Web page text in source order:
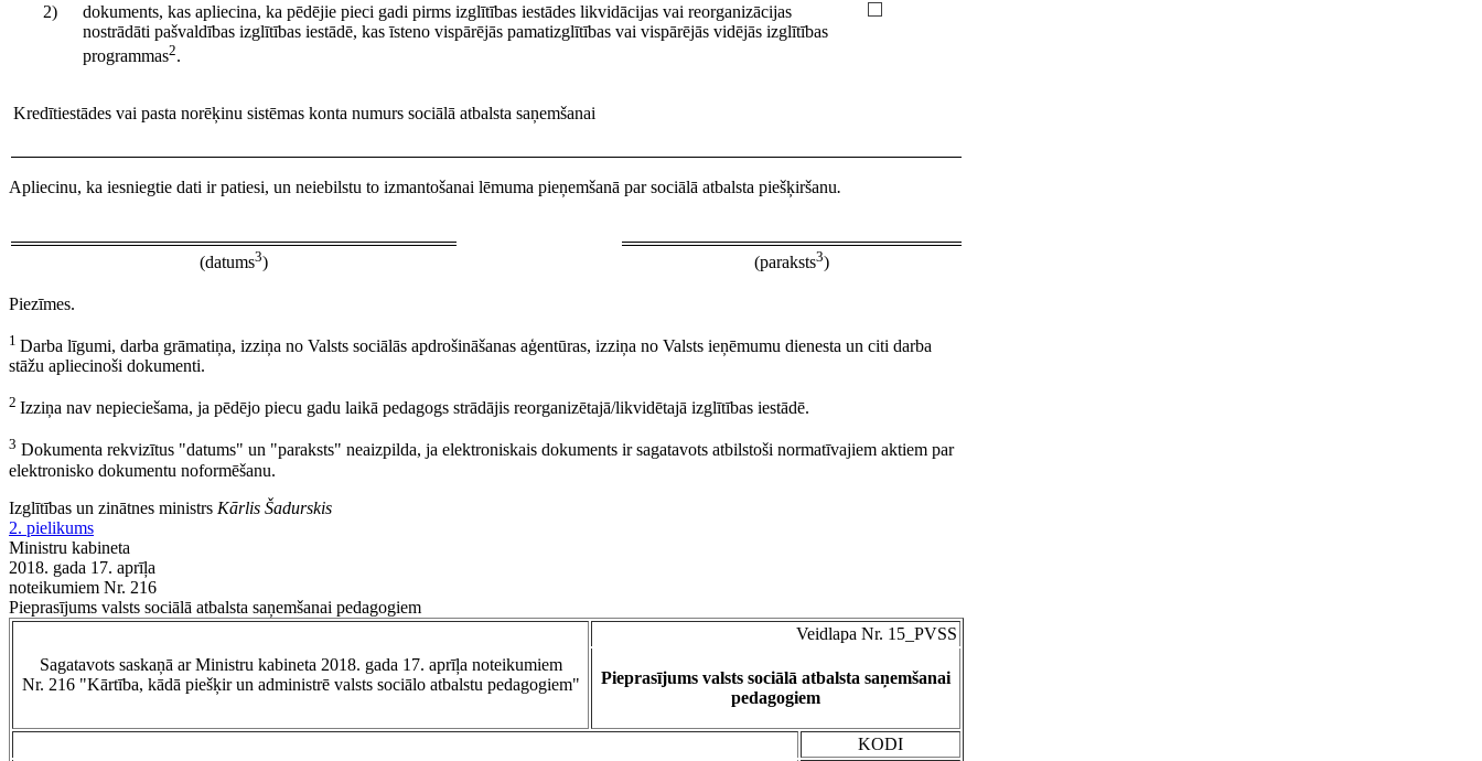
2)
dokuments, kas apliecina, ka pēdējie pieci gadi pirms izglītības iestādes likvidācijas vai reorganizācijas
nostrādāti pašvaldības izglītības iestādē, kas īsteno vispārējās pamatizglītības vai vispārējās vidējās izglītības
programmas2.
Kredītiestādes vai pasta norēķinu sistēmas konta numurs sociālā atbalsta saņemšanai
Apliecinu, ka iesniegtie dati ir patiesi, un neiebilstu to izmantošanai lēmuma pieņemšanā par sociālā atbalsta piešķiršanu.
(datums3) (paraksts3)
Piezīmes.
1 Darba līgumi, darba grāmatiņa, izziņa no Valsts sociālās apdrošināšanas aģentūras, izziņa no Valsts ieņēmumu dienesta un citi darba
stāžu apliecinoši dokumenti.
2 Izziņa nav nepieciešama, ja pēdējo piecu gadu laikā pedagogs strādājis reorganizētajā/likvidētajā izglītības iestādē.
3 Dokumenta rekvizītus "datums" un "paraksts" neaizpilda, ja elektroniskais dokuments ir sagatavots atbilstoši normatīvajiem aktiem par
elektronisko dokumentu noformēšanu.
Izglītības un zinātnes ministrs Kārlis Šadurskis
2. pielikums
Ministru kabineta
2018. gada 17. aprīļa
noteikumiem Nr. 216
Pieprasījums valsts sociālā atbalsta saņemšanai pedagogiem
Sagatavots saskaņā ar Ministru kabineta 2018. gada 17. aprīļa noteikumiem
Nr. 216 "Kārtība, kādā piešķir un administrē valsts sociālo atbalstu pedagogiem"
Veidlapa Nr. 15_PVSS
Pieprasījums valsts sociālā atbalsta saņemšanai
pedagogiem
KODI